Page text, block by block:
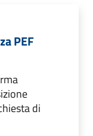
PEF
di